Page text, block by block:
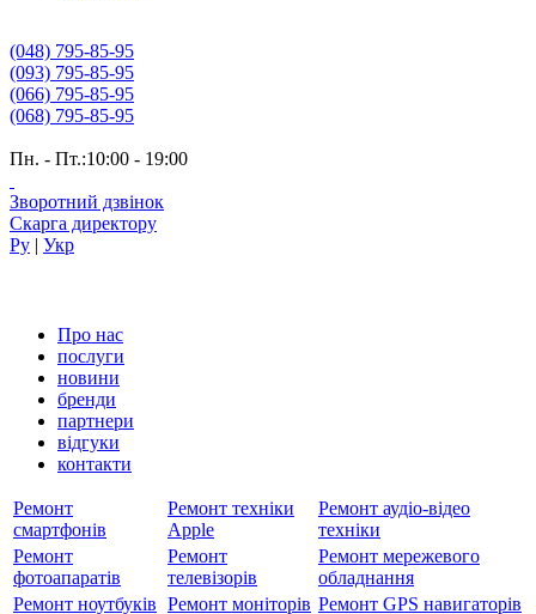
(048) 795-85-95
(093) 795-85-95
(066) 795-85-95
(068) 795-85-95
Пн. - Пт.:10:00 - 19:00
Зворотний дзвінок
Скарга директору
Ру | Укр
Про нас
послуги
новини
бренди
партнери
вiдгуки
контакти
Ремонт
смартфонів
Ремонт техніки
Apple
Ремонт аудіо-відео
техніки
Ремонт
фотоапаратів
Ремонт
телевізорів
Ремонт мережевого
обладнання
Ремонт ноутбуків Ремонт моніторів Ремонт GPS навигаторів